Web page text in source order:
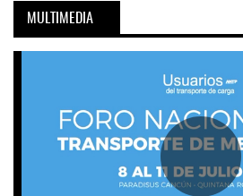
MULTIMEDIA